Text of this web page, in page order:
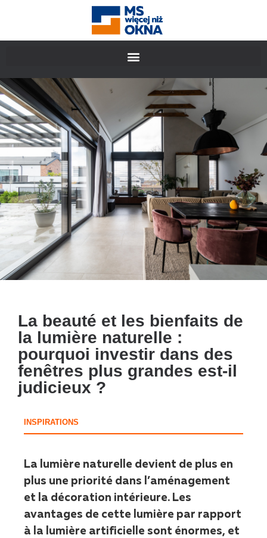
La beauté et les bienfaits de
la lumière naturelle :
pourquoi investir dans des
fenêtres plus grandes est-il
judicieux ?
INSPIRATIONS
La lumière naturelle devient de plus en
plus une priorité dans l’aménagement
et la décoration intérieure. Les
avantages de cette lumière par rapport
à la lumière artificielle sont énormes, et